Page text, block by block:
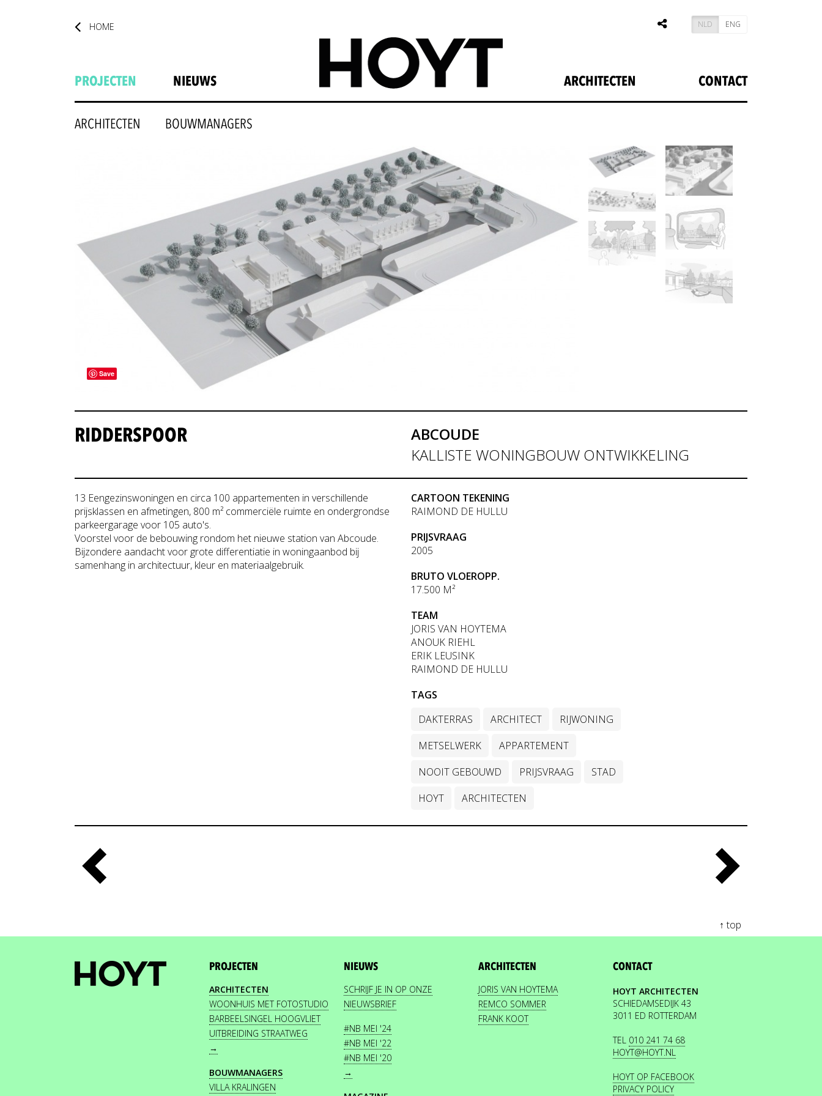
HOME NLD ENG
PROJECTEN NIEUWS ARCHITECTEN CONTACT
ARCHITECTEN BOUWMANAGERS
Save
RIDDERSPOOR
ABCOUDE
KALLISTE WONINGBOUW ONTWIKKELING
13 Eengezinswoningen en circa 100 appartementen in verschillende
prijsklassen en afmetingen, 800 m² commerciële ruimte en ondergrondse
parkeergarage voor 105 auto's.
Voorstel voor de bebouwing rondom het nieuwe station van Abcoude.
Bijzondere aandacht voor grote differentiatie in woningaanbod bij
samenhang in architectuur, kleur en materiaalgebruik.
CARTOON TEKENING
RAIMOND DE HULLU
PRIJSVRAAG
2005
BRUTO VLOEROPP.
17.500 M²
TEAM
JORIS VAN HOYTEMA
ANOUK RIEHL
ERIK LEUSINK
RAIMOND DE HULLU
TAGS
DAKTERRAS
ARCHITECT
RIJWONING
METSELWERK
APPARTEMENT
NOOIT GEBOUWD
PRIJSVRAAG
STAD
HOYT
ARCHITECTEN
↑ top
PROJECTEN
ARCHITECTEN
WOONHUIS MET FOTOSTUDIO
BARBEELSINGEL HOOGVLIET
UITBREIDING STRAATWEG
→
BOUWMANAGERS
VILLA KRALINGEN
NIEUWS
SCHRIJF JE IN OP ONZE
NIEUWSBRIEF
#NB MEI '24
#NB MEI '22
#NB MEI '20
→
ARCHITECTEN
JORIS VAN HOYTEMA
REMCO SOMMER
FRANK KOOT
CONTACT
HOYT ARCHITECTEN
SCHIEDAMSEDIJK 43
3011 ED ROTTERDAM
TEL 010 241 74 68
HOYT@HOYT.NL
HOYT OP FACEBOOK
PRIVACY POLICY